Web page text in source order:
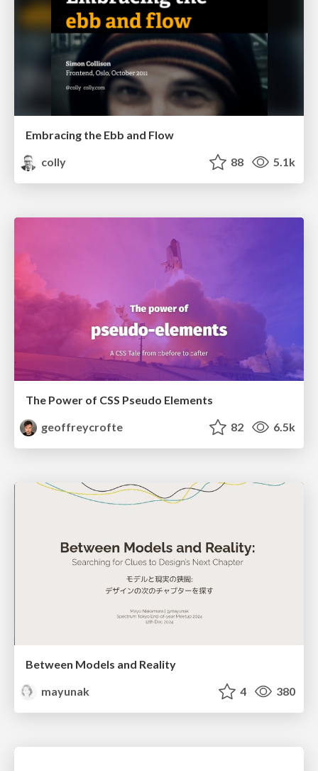
Embracing the Ebb and Flow
colly
88 5.1k
The Power of CSS Pseudo Elements
geoffreycrofte
82 6.5k
Between Models and Reality
mayunak
4 380